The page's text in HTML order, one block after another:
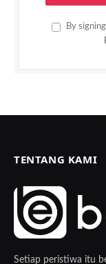
By
TENTANG KAMI
Setiap peristiwa itu